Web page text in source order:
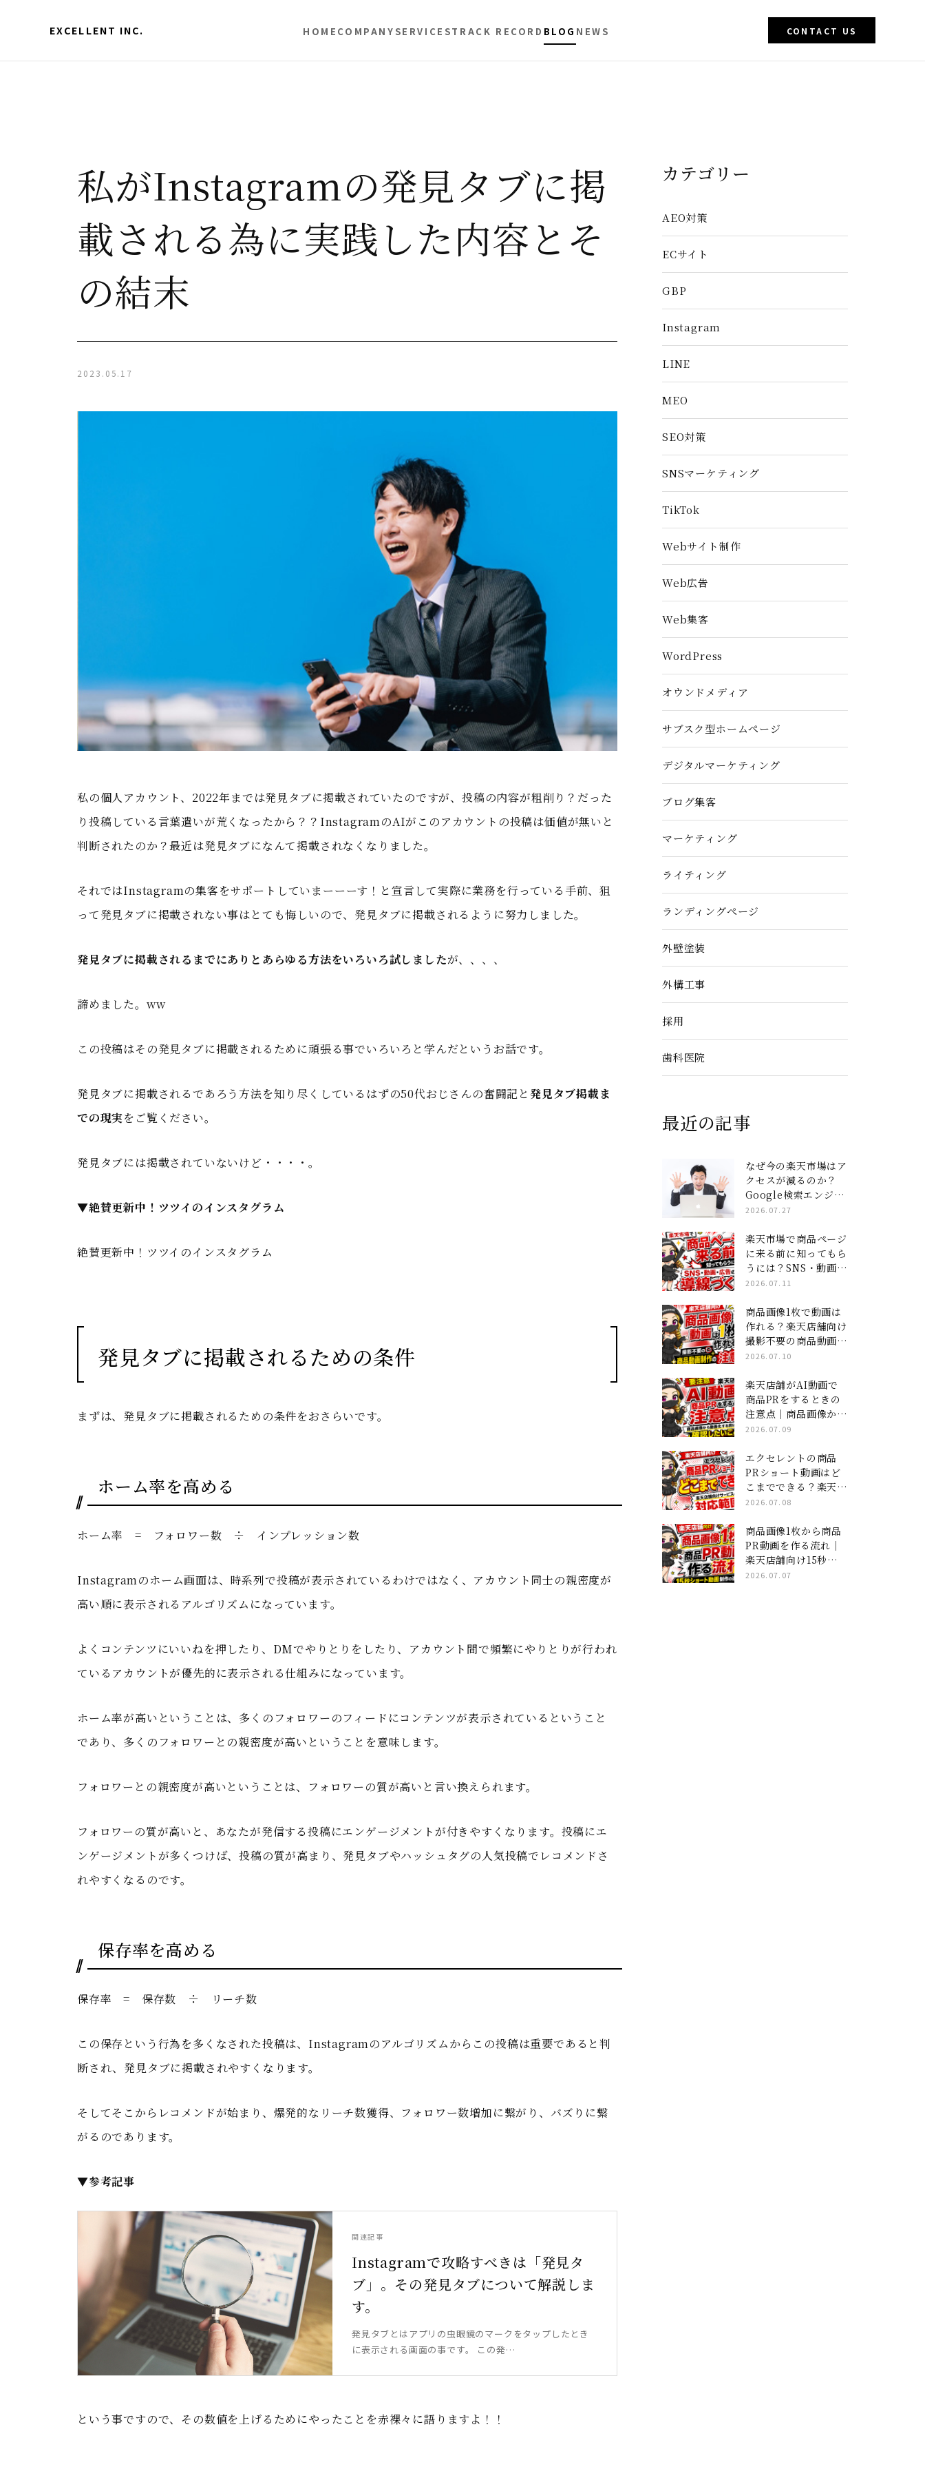
EXCELLENT INC. HOME COMPANY SERVICESTRACK RECORD BLOG NEWS CONTACT US
私がInstagramの発見タブに掲
載される為に実践した内容とそ
の結末
2023.05.17
私の個人アカウント、2022年までは発見タブに掲載されていたのですが、投稿の内容が粗削り？だった
り投稿している言葉遣いが荒くなったから？？InstagramのAIがこのアカウントの投稿は価値が無いと
判断されたのか？最近は発見タブになんて掲載されなくなりました。
それではInstagramの集客をサポートしていまーーーす！と宣言して実際に業務を行っている手前、狙
って発見タブに掲載されない事はとても悔しいので、発見タブに掲載されるように努力しました。
発見タブに掲載されるまでにありとあらゆる方法をいろいろ試しましたが、、、、
諦めました。ww
この投稿はその発見タブに掲載されるために頑張る事でいろいろと学んだというお話です。
発見タブに掲載されるであろう方法を知り尽くしているはずの50代おじさんの奮闘記と発見タブ掲載ま
での現実をご覧ください。
発見タブには掲載されていないけど・・・・。
▼絶賛更新中！ツツイのインスタグラム
絶賛更新中！ツツイのインスタグラム
発見タブに掲載されるための条件
まずは、発見タブに掲載されるための条件をおさらいです。
ホーム率を高める
ホーム率 = フォロワー数 ÷ インプレッション数
Instagramのホーム画面は、時系列で投稿が表示されているわけではなく、アカウント同士の親密度が
高い順に表示されるアルゴリズムになっています。
よくコンテンツにいいねを押したり、DMでやりとりをしたり、アカウント間で頻繁にやりとりが行われ
ているアカウントが優先的に表示される仕組みになっています。
ホーム率が高いということは、多くのフォロワーのフィードにコンテンツが表示されているということ
であり、多くのフォロワーとの親密度が高いということを意味します。
フォロワーとの親密度が高いということは、フォロワーの質が高いと言い換えられます。
フォロワーの質が高いと、あなたが発信する投稿にエンゲージメントが付きやすくなります。投稿にエ
ンゲージメントが多くつけば、投稿の質が高まり、発見タブやハッシュタグの人気投稿でレコメンドさ
れやすくなるのです。
保存率を高める
保存率 = 保存数 ÷ リーチ数
この保存という行為を多くなされた投稿は、Instagramのアルゴリズムからこの投稿は重要であると判
断され、発見タブに掲載されやすくなります。
そしてそこからレコメンドが始まり、爆発的なリーチ数獲得、フォロワー数増加に繋がり、バズりに繋
がるのであります。
▼参考記事
関連記事
Instagramで攻略すべきは「発見タ
ブ」。その発見タブについて解説しま
す。
発見タブとはアプリの虫眼鏡のマークをタップしたとき
に表示される画面の事です。 この発…
という事ですので、その数値を上げるためにやったことを赤裸々に語りますよ！！
カテゴリー
AEO対策
ECサイト
GBP
Instagram
LINE
MEO
SEO対策
SNSマーケティング
TikTok
Webサイト制作
Web広告
Web集客
WordPress
オウンドメディア
サブスク型ホームぺージ
デジタルマーケティング
ブログ集客
マーケティング
ライティング
ランディングぺージ
外壁塗装
外構工事
採用
歯科医院
最近の記事
なぜ今の楽天市場はア
クセスが減るのか？
Google検索エンジン
と楽天AIを完全攻略
ジ×ショート動画」集
客の全貌
2026.07.27
楽天市場で商品ページ
に来る前に知ってもら
うには？SNS・動画・
広告の導線づくり
2026.07.11
商品画像1枚で動画は
作れる？楽天店舗向け
撮影不要の商品動画制
作の注意点
2026.07.10
楽天店舗がAI動画で
商品PRをするときの
注意点｜商品画像から
動画化する前に確認し
2026.07.09
エクセレントの商品
PRショート動画はど
こまでできる？楽天店
舗向けサービスの対応
2026.07.08
商品画像1枚から商品
PR動画を作る流れ｜
楽天店舗向け15秒ショ
ート動画制作の進め方
2026.07.07